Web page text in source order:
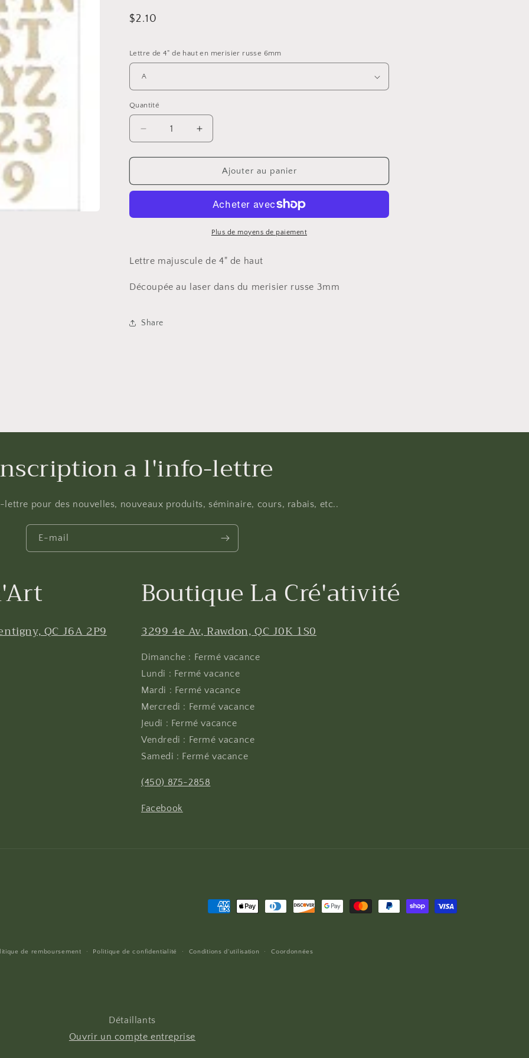
Prix
$2.10
Lettre de 4" de haut en merisier russe 6mm
Quantité
Réduire
la
quantité
Lettre
de
merisier
6mm
Augmenter
la
quantité
Lettre
4&quot;
de
haut
merisier
6mm
Ajouter au panier
Plus de moyens de paiement
Lettre majuscule de 4" de haut
Découpée au laser dans du merisier russe 3mm
Share
a l'info-lettre
pour des nouvelles, nouveaux produits, séminaire, cours, rabais, etc..
E-mail
QC J6A 2P9
Boutique La Cré'ativité
3299 4e Av, Rawdon, QC J0K 1S0
Dimanche : Fermé vacance
Lundi : Fermé vacance
Mardi : Fermé vacance
Mercredi : Fermé vacance
Jeudi : Fermé vacance
Vendredi : Fermé vacance
Samedi : Fermé vacance
(450) 875-2858
Facebook
Moyens
de remboursement Politique de confidentialité Conditions d’utilisation Coordonnées
Détaillants
Ouvrir un compte entreprise